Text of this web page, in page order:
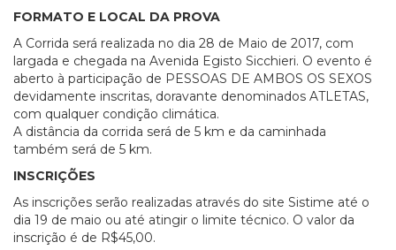
FORMATO E LOCAL DA PROVA
A Corrida será realizada no dia 28 de Maio de 2017, com
largada e chegada na Avenida Egisto Sicchieri. O evento é
aberto à participação de PESSOAS DE AMBOS OS SEXOS
devidamente inscritas, doravante denominados ATLETAS,
com qualquer condição climática.
A distância da corrida será de 5 km e da caminhada
também será de 5 km.
INSCRIÇÕES
As inscrições serão realizadas através do site Sistime até o
dia 19 de maio ou até atingir o limite técnico. O valor da
inscrição é de R$45,00.